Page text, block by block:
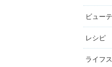
ビュー
レシピ
ライフ